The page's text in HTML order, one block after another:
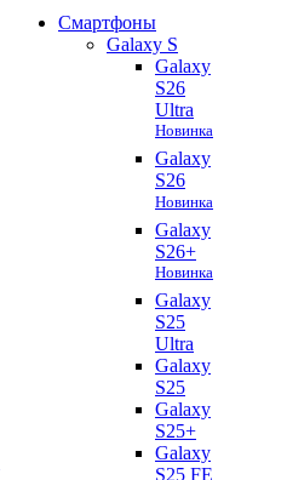
Смартфоны
Galaxy S
Galaxy
S26
Ultra
Новинка
Galaxy
S26
Новинка
Galaxy
S26+
Новинка
Galaxy
S25
Ultra
Galaxy
S25
Galaxy
S25+
Galaxy
S25 FE